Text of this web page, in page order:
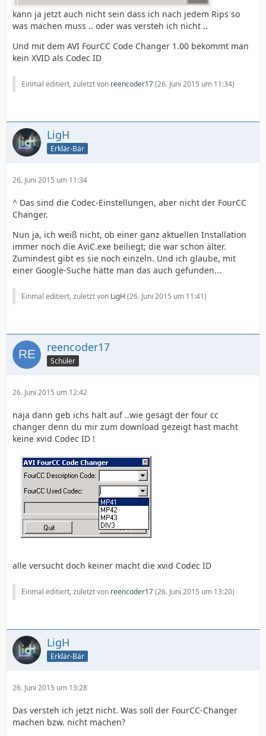
kann ja jetzt auch nicht sein dass ich nach jedem Rips so
was machen muss .. oder was versteh ich nicht ..
Und mit dem AVI FourCC Code Changer 1.00 bekommt man
kein XVID als Codec ID
Einmal editiert, zuletzt von reencoder17(26. Juni 2015 um 11:34)
LigH
Erklär-Bär
26. Juni 2015 um 11:34
^ Das sind die Codec-Einstellungen, aber nicht der FourCC
Changer.
Nun ja, ich weiß nicht, ob einer ganz aktuellen Installation
immer noch die AviC.exe beiliegt; die war schon älter.
Zumindest gibt es sie noch einzeln. Und ich glaube, mit
einer Google-Suche hätte man das auch gefunden...
Einmal editiert, zuletzt von LigH (26. Juni 2015 um 11:41)
reencoder17
Schüler
26. Juni 2015 um 12:42
naja dann geb ichs halt auf ..wie gesagt der four cc
changer denn du mir zum download gezeigt hast macht
keine xvid Codec ID !
alle versucht doch keiner macht die xvid Codec ID
Einmal editiert, zuletzt von reencoder17(26. Juni 2015 um 13:20)
LigH
Erklär-Bär
26. Juni 2015 um 13:28
Das versteh ich jetzt nicht. Was soll der FourCC-Changer
machen bzw. nicht machen?